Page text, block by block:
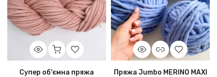
Супер об'ємна пряжа
Пряжа Jumbo MERINO MAXI